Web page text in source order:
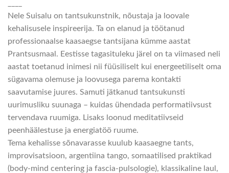
Nele Suisalu on tantsukunstnik, nõustaja ja loovale
kehalisusele inspireerija. Ta on elanud ja töötanud
professionaalse kaasaegse tantsijana kümme aastat
Prantsusmaal. Eestisse tagasituleku järel on ta viimased neli
aastat toetanud inimesi nii füüsiliselt kui energeetiliselt oma
sügavama olemuse ja loovusega parema kontakti
saavutamise juures. Samuti jätkanud tantsukunsti
uurimusliku suunaga – kuidas ühendada performatiivsust
tervendava ruumiga. Lisaks loonud meditatiivseid
peenhäälestuse ja energiatöö ruume.
Tema kehalisse sõnavarasse kuulub kaasaegne tants,
improvisatsioon, argentiina tango, somaatilised praktikad
(body-mind centering ja fascia-pulsologie), klassikaline laul,